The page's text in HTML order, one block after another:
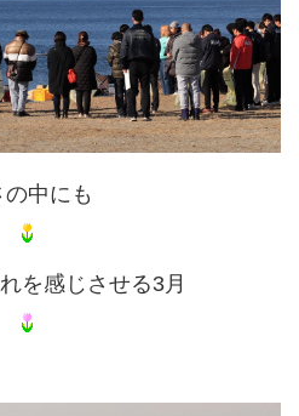
の中にも
を感じさせる3月